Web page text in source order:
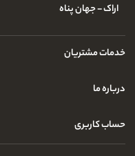
اراک - جهان پناه
خدمات مشتریان
حریم خصوصی کاربران
تماس با ما
درباره ما
سوالات متداول
آدرس فروشگاه
حساب کاربری